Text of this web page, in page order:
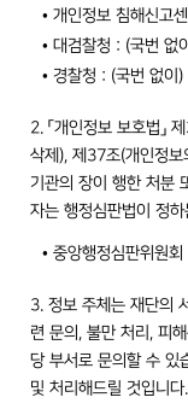
• 개인정보 침해신고
• 대검찰청 : (국번 없
• 경찰청 : (국번 없이
2. 「개인정보 보호법」
삭제), 제37조(개인정
기관의 장이 행한 처분
자는 행정심판법이 정
• 중앙행정심판위원
3. 정보 주체는 재단의
련 문의, 불만 처리, 피
당 부서로 문의할 수 있
및 처리해드릴 것입니다.